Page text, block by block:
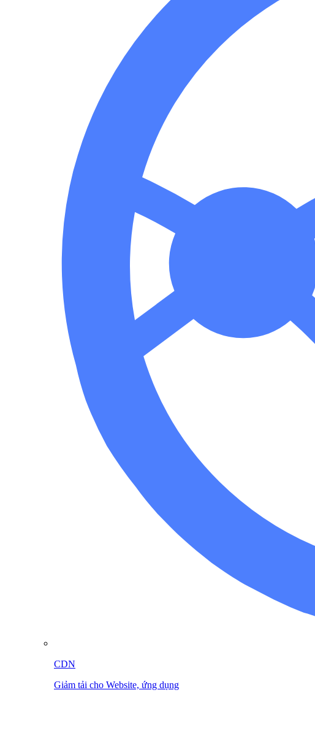
CDN
Giảm tải cho Website, ứng dụng